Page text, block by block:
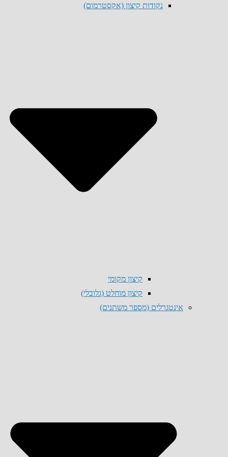
נקודות קיצון (אקסטרמום)
קיצון מקומי
קיצון מוחלט (גלובלי)
אינטגרלים (מספר משתנים)